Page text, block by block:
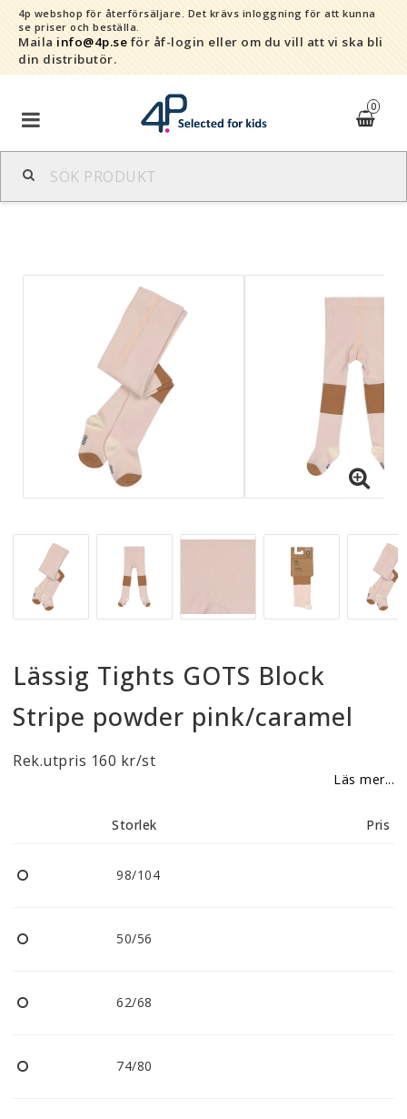
4p webshop för återförsäljare. Det krävs inloggning för att kunna
se priser och beställa.
Maila info@4p.se för åf-login eller om du vill att vi ska bli
din distributör.
0
Varumärken
Kontaktformulär
Reklamationer
BLI ÅTERFÖRSÄLJARE
Vi strävar alltid efter att vara en smidig och
tillmötesgående distributör och tar gärna emot din
feedback.
Lässig Tights GOTS Block
Stripe powder pink/caramel
Rek.utpris 160 kr/st
Läs mer...
Storlek Pris
98/104
50/56
62/68
74/80